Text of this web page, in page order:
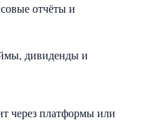
отчёты и
дивиденды и
через платформы или